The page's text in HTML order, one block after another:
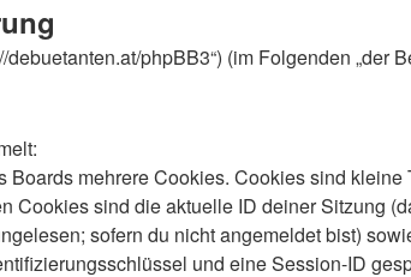
phpBB3“) (im Folgenden
mehrere Cookies. Cookies sind
Cookies sind die aktuelle ID deiner Sitzung
sofern du nicht angemeldet bist)
und eine Session-ID